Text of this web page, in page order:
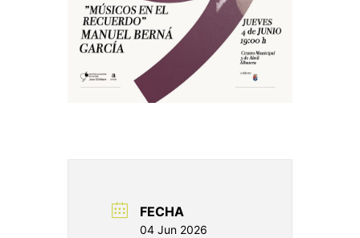
FECHA
04 Jun 2026